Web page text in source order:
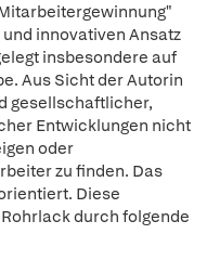
innovativen Ansatz
insbesondere auf
Aus Sicht der Autorin
gesellschaftlicher,
Entwicklungen nicht
oder
zu finden. Das
Diese
durch folgende